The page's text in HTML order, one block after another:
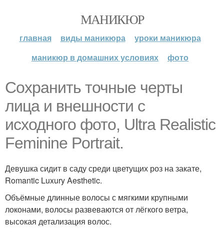
МАНИКЮР
главная виды маникюра
уроки маникюра
маникюр в домашних условиях
фото
Сохранить точные черты
лица и внешности с
исходного фото, Ultra Realistic
Feminine Portrait.
Девушка сидит в саду среди цветущих роз на закате,
Romantic Luxury Aesthetic.
Объёмные длинные волосы с мягкими крупными
локонами, волосы развеваются от лёгкого ветра,
высокая детализация волос.